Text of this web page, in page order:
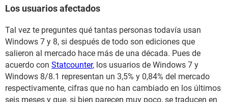
Los usuarios afectados
Tal vez te preguntes qué tantas personas todavía usan
Windows 7 y 8, si después de todo son ediciones que
salieron al mercado hace más de una década. Pues de
acuerdo con Statcounter, los usuarios de Windows 7 y
Windows 8/8.1 representan un 3,5% y 0,84% del mercado
respectivamente, cifras que no han cambiado en los últimos
seis meses y que, si bien parecen muy poco, se traducen en